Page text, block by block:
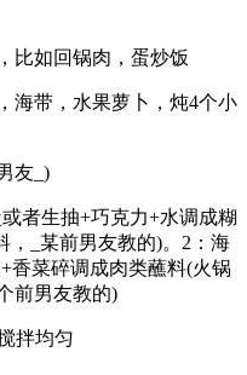
比如回锅肉，蛋炒饭
海带，水果萝卜，炖4个小
友_)
者生抽+巧克力+水调成糊
，_某前男友教的)。2：海
香菜碎调成肉类蘸料(火锅
前男友教的)
拌均匀